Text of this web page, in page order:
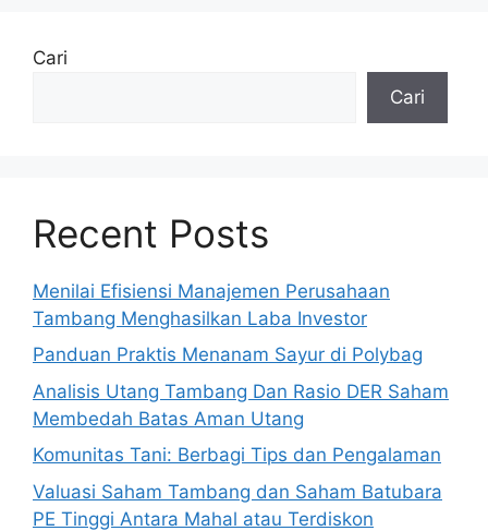
Cari
Cari
Recent Posts
Menilai Efisiensi Manajemen Perusahaan
Tambang Menghasilkan Laba Investor
Panduan Praktis Menanam Sayur di Polybag
Analisis Utang Tambang Dan Rasio DER Saham
Membedah Batas Aman Utang
Komunitas Tani: Berbagi Tips dan Pengalaman
Valuasi Saham Tambang dan Saham Batubara
PE Tinggi Antara Mahal atau Terdiskon